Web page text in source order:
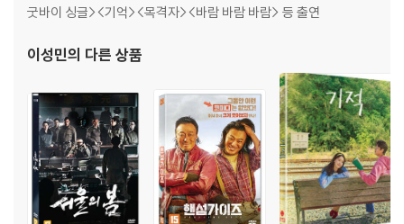
굿바이 싱글><기억><목격자><바람 바람 바람> 등 출연
이성민의 다른 상품